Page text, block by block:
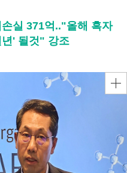
실 371억.."올해 흑자
' 될것" 강조